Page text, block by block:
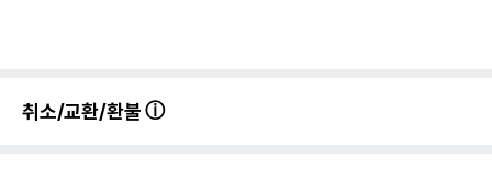
취소/교환/환불